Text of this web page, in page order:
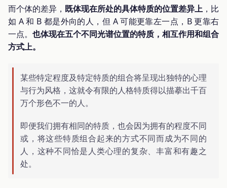
而个体的差异， 既体现在所处的具体特质的位置差异上 ，比
如 A 和 B 都是外向的人，但 A 可能更靠左一点，B 更靠右
一点。 也体现在五个不同光谱位置的特质，相互作用和组合
方式上。
某些特定程度及特定特质的组合将呈现出独特的心理
与行为风格，这就令有限的人格特质得以描摹出千百
万个形色不一的人。
即便我们拥有相同的特质，也会因为拥有的程度不同
或，将这些特质组合起来的方式不同而成为不同的
人，这种不同恰是人类心理的复杂、丰富和有趣之
处。